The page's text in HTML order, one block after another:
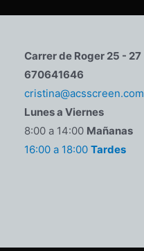
Carrer de Roger 25 - 27
670641646
cristina@acsscreen.com
Lunes a Viernes
8:00 a 14:00 Mañanas
16:00 a 18:00 Tardes